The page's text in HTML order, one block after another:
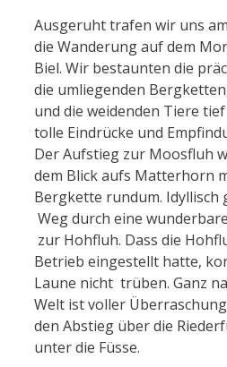
Ausgeruht trafen wir uns
die Wanderung auf dem
Biel. Wir bestaunten die
die umliegenden
und die weidenden Tiere
tolle Eindrücke und
Der Aufstieg zur Moosfluh
dem Blick aufs Matterhorn
Bergkette rundum. Idyllisch
Weg durch eine
zur Hohfluh. Dass die
Betrieb eingestellt hatte,
Laune nicht trüben. Ganz
Welt ist voller
den Abstieg über die
unter die Füsse.